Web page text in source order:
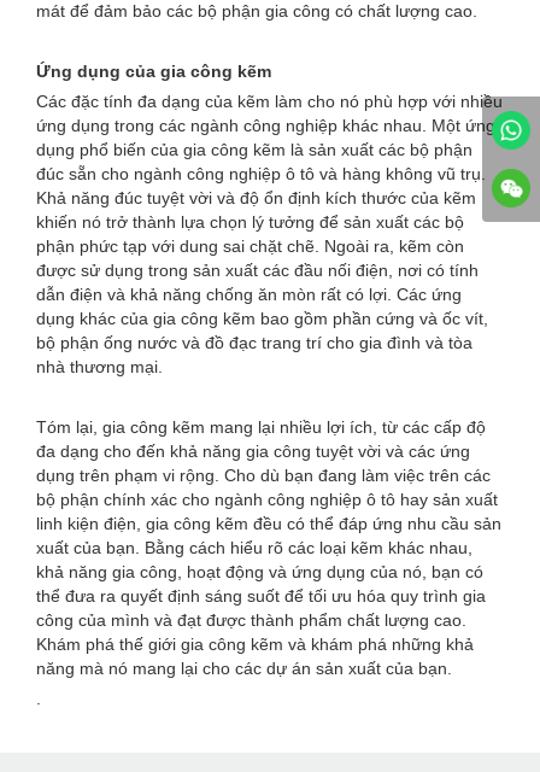
mát để đảm bảo các bộ phận gia công có chất lượng cao.
Ứng dụng của gia công kẽm
Các đặc tính đa dạng của kẽm làm cho nó phù hợp với nhiều
ứng dụng trong các ngành công nghiệp khác nhau. Một ứng
dụng phổ biến của gia công kẽm là sản xuất các bộ phận
đúc sẵn cho ngành công nghiệp ô tô và hàng không vũ trụ.
Khả năng đúc tuyệt vời và độ ổn định kích thước của kẽm
khiến nó trở thành lựa chọn lý tưởng để sản xuất các bộ
phận phức tạp với dung sai chặt chẽ. Ngoài ra, kẽm còn
được sử dụng trong sản xuất các đầu nối điện, nơi có tính
dẫn điện và khả năng chống ăn mòn rất có lợi. Các ứng
dụng khác của gia công kẽm bao gồm phần cứng và ốc vít,
bộ phận ống nước và đồ đạc trang trí cho gia đình và tòa
nhà thương mại.
Tóm lại, gia công kẽm mang lại nhiều lợi ích, từ các cấp độ
đa dạng cho đến khả năng gia công tuyệt vời và các ứng
dụng trên phạm vi rộng. Cho dù bạn đang làm việc trên các
bộ phận chính xác cho ngành công nghiệp ô tô hay sản xuất
linh kiện điện, gia công kẽm đều có thể đáp ứng nhu cầu sản
xuất của bạn. Bằng cách hiểu rõ các loại kẽm khác nhau,
khả năng gia công, hoạt động và ứng dụng của nó, bạn có
thể đưa ra quyết định sáng suốt để tối ưu hóa quy trình gia
công của mình và đạt được thành phẩm chất lượng cao.
Khám phá thế giới gia công kẽm và khám phá những khả
năng mà nó mang lại cho các dự án sản xuất của bạn.